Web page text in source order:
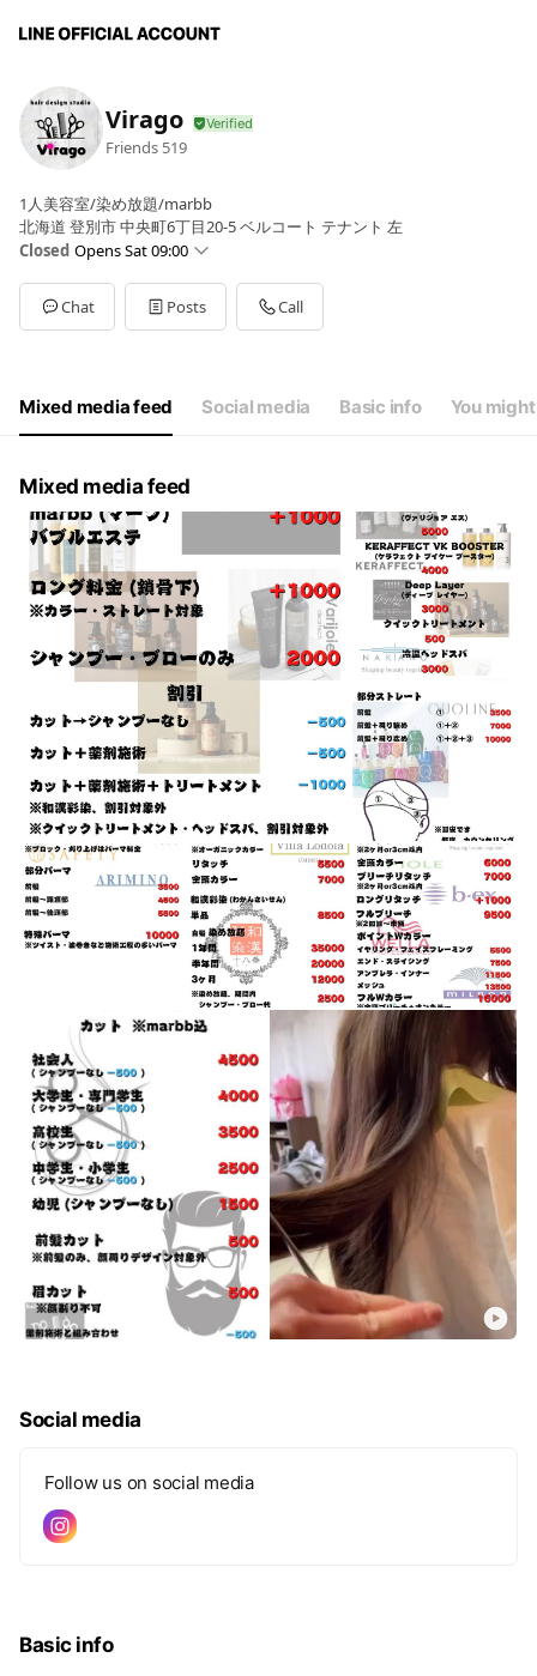
Virago
Friends 519
1人美容室/染め放題/marbb
北海道 登別市 中央町6丁目20-5 ベルコート テナント 左
Closed Opens Sat 09:00
Sun09:00 - 19:00
MonClosed
Tue
09:00 - 19:00
Sat09:00 - 19:00
毎週月曜定休、子供の行事に出たいので＋不定休
Chat Posts Call
Mixed media feed Social media Basic info You
Mixed media feed
Social media
Follow us on social media
Basic info